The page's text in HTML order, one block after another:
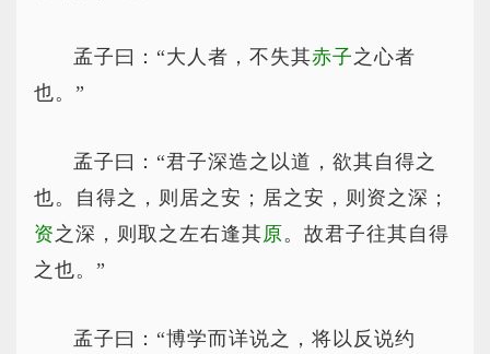
孟子曰：“大人者，不失其赤子 之心者
也。”
孟子曰：“君子深造之以道，欲其自得之
也。自得之，则居之安；居之安，则资之深；
资 之深，则取之左右逢其原。故君子往其自得
之也。”
孟子曰：“博学而详说之，将以反说约